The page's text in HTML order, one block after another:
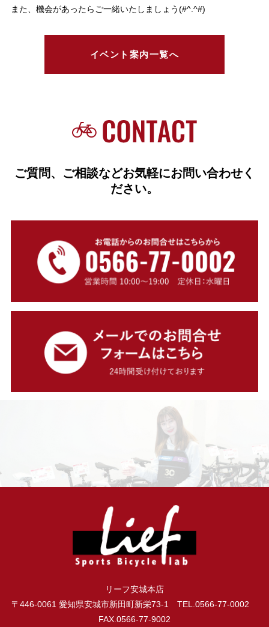
また、機会があったらご一緒いたしましょう(#^.^#)
イベント案内一覧へ
ご質問、ご相談などお気軽にお問い合わせく
ださい。
リーフ安城本店
〒446-0061 愛知県安城市新田町新栄73-1 TEL.0566-77-0002
FAX.0566-77-9002